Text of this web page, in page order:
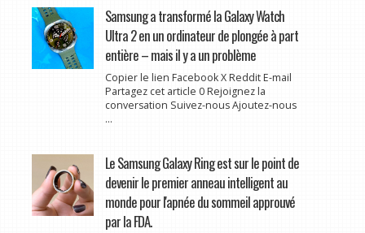
Samsung a transformé la Galaxy Watch
Ultra 2 en un ordinateur de plongée à part
entière – mais il y a un problème
Copier le lien Facebook X Reddit E-mail
Partagez cet article 0 Rejoignez la
conversation Suivez-nous Ajoutez-nous
...
Le Samsung Galaxy Ring est sur le point de
devenir le premier anneau intelligent au
monde pour l'apnée du sommeil approuvé
par la FDA.